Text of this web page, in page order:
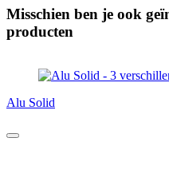
Misschien ben je ook
producten
Alu Solid